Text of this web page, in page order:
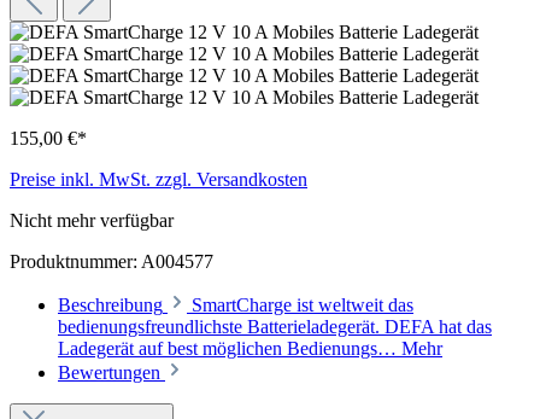
155,00 €*
Preise inkl. MwSt. zzgl. Versandkosten
Nicht mehr verfügbar
Produktnummer: A004577
Beschreibung
SmartCharge ist weltweit das
bedienungsfreundlichste Batterieladegerät. DEFA hat das
Ladegerät auf best möglichen Bedienungs… Mehr
Bewertungen